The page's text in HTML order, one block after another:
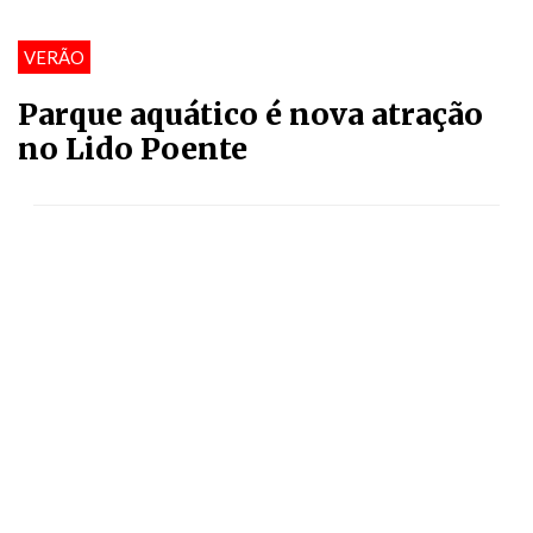
VERÃO
Parque aquático é nova atração
no Lido Poente